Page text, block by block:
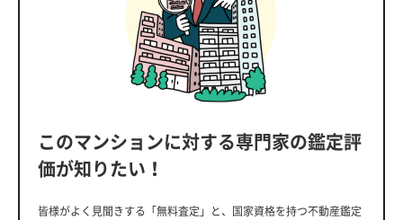
このマンションに対する専門家の鑑定評
価が知りたい！
皆様がよく見聞きする「無料査定」と、国家資格を持つ不動産鑑定